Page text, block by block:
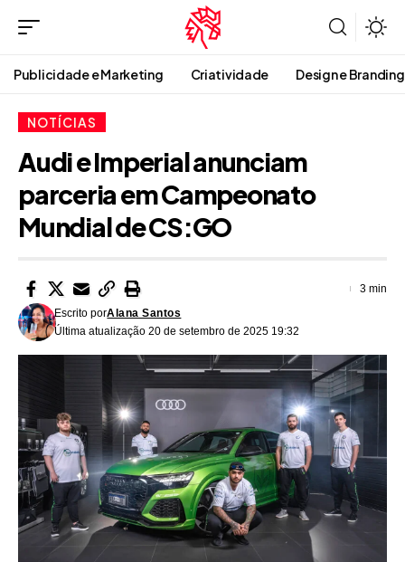
Publicidade e Marketing Criatividade Design e Branding
NOTÍCIAS
Audi e Imperial anunciam
parceria em Campeonato
Mundial de CS:GO
Última atualização 20 de setembro de 2025 19:32
Escrito porAlana Santos
3 min